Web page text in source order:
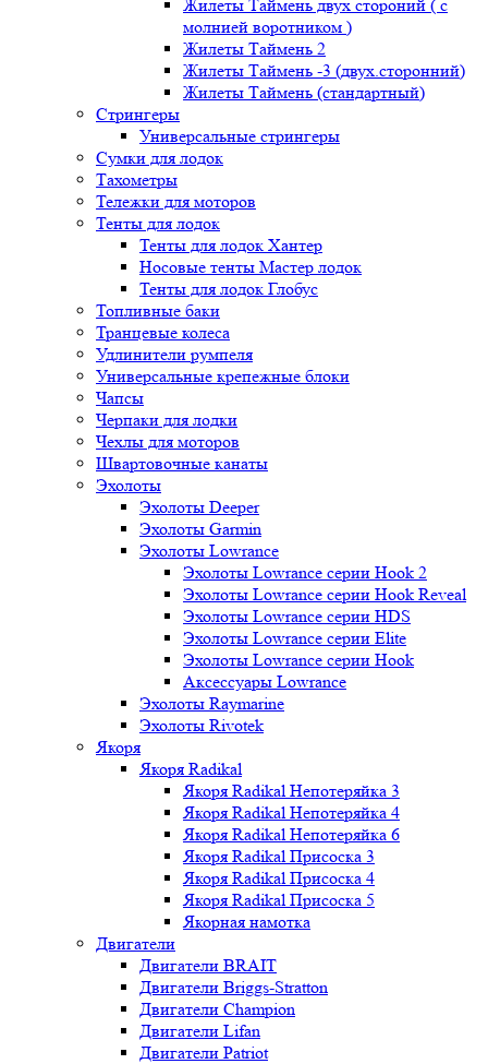
Жилеты Таймень двух стороний ( с
молнией воротником )
Жилеты Таймень 2
Жилеты Таймень -3 (двух.сторонний)
Жилеты Таймень (стандартный)
Стрингеры
Универсальные стрингеры
Сумки для лодок
Тахометры
Тележки для моторов
Тенты для лодок
Тенты для лодок Хантер
Носовые тенты Мастер лодок
Тенты для лодок Глобус
Топливные баки
Транцевые колеса
Удлинители румпеля
Универсальные крепежные блоки
Чапсы
Черпаки для лодки
Чехлы для моторов
Швартовочные канаты
Эхолоты
Эхолоты Deeper
Эхолоты Garmin
Эхолоты Lowrance
Эхолоты Lowrance серии Hook 2
Эхолоты Lowrance серии Hook Reveal
Эхолоты Lowrance серии HDS
Эхолоты Lowrance серии Elite
Эхолоты Lowrance серии Hook
Аксессуары Lowrance
Эхолоты Raymarine
Эхолоты Rivotek
Якоря
Якоря Radikal
Якоря Radikal Непотеряйка 3
Якоря Radikal Непотеряйка 4
Якоря Radikal Непотеряйка 6
Якоря Radikal Присоска 3
Якоря Radikal Присоска 4
Якоря Radikal Присоска 5
Якорная намотка
Двигатели
Двигатели BRAIT
Двигатели Briggs-Stratton
Двигатели Champion
Двигатели Lifan
Двигатели Patriot